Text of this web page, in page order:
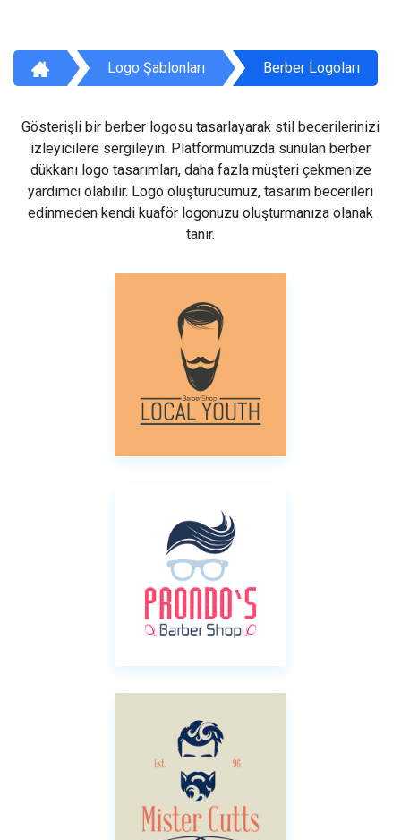
Logo Şablonları Berber Logoları
Gösterişli bir berber logosu tasarlayarak stil becerilerinizi
izleyicilere sergileyin. Platformumuzda sunulan berber
dükkanı logo tasarımları, daha fazla müşteri çekmenize
yardımcı olabilir. Logo oluşturucumuz, tasarım becerileri
edinmeden kendi kuaför logonuzu oluşturmanıza olanak
tanır.